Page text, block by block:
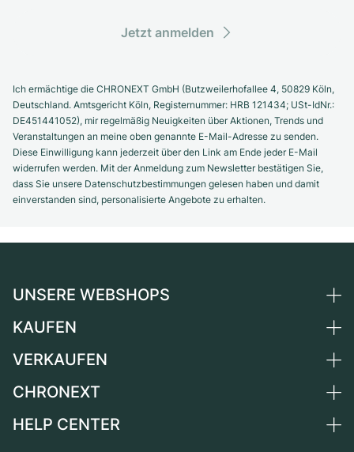
Jetzt anmelden
Ich ermächtige die CHRONEXT GmbH (Butzweilerhofallee 4, 50829 Köln,
Deutschland. Amtsgericht Köln, Registernummer: HRB 121434; USt-IdNr.:
DE451441052), mir regelmäßig Neuigkeiten über Aktionen, Trends und
Veranstaltungen an meine oben genannte E-Mail-Adresse zu senden.
Diese Einwilligung kann jederzeit über den Link am Ende jeder E-Mail
widerrufen werden. Mit der Anmeldung zum Newsletter bestätigen Sie,
dass Sie unsere Datenschutzbestimmungen gelesen haben und damit
einverstanden sind, personalisierte Angebote zu erhalten.
UNSERE WEBSHOPS
Deutschland
Schweiz
Frankreich
KAUFEN
Alle Luxusuhren
Independent Brands
VERKAUFEN
Uhr verkaufen
CHRONEXT
Über uns
HELP CENTER